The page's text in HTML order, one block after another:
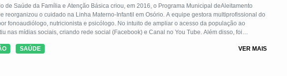
de Saúde da Família e Atenção Básica criou, em 2016, o Programa Municipal deAleitamento
reorganizou o cuidado na Linha Materno-Infantil em Osório. A equipe gestora multiprofissional do
mídias sociais, criando rede social (Facebook) e Canal no You Tube. Além disso, foi
SAÚDE VER MAIS